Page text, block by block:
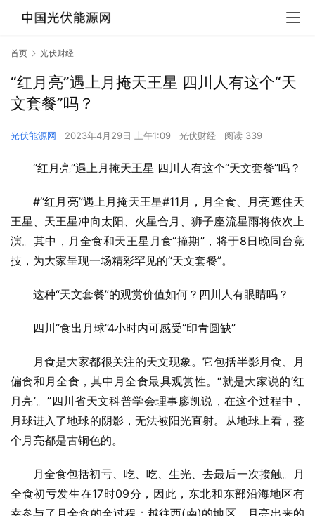
首页 光伏财经
“红月亮”遇上月掩天王星 四川人有这个“天
文套餐”吗？
光伏能源网 2023年4月29日 上午1:09 光伏财经 阅读 339
“红月亮”遇上月掩天王星 四川人有这个“天文套餐”吗？
#“红月亮”遇上月掩天王星#11月，月全食、月亮遮住天
王星、天王星冲向太阳、火星合月、狮子座流星雨将依次上
演。其中，月全食和天王星月食“撞期”，将于8日晚同台竞
技，为大家呈现一场精彩罕见的“天文套餐”。
这种“天文套餐”的观赏价值如何？四川人有眼睛吗？
四川“食出月球”4小时内可感受“印青圆缺”
月食是大家都很关注的天文现象。它包括半影月食、月
偏食和月全食，其中月全食最具观赏性。“就是大家说的‘红
月亮’。”四川省天文科普学会理事廖凯说，在这个过程中，
月球进入了地球的阴影，无法被阳光直射。从地球上看，整
个月亮都是古铜色的。
月全食包括初亏、吃、吃、生光、去最后一次接触。月
全食初亏发生在17时09分，因此，东北和东部沿海地区有